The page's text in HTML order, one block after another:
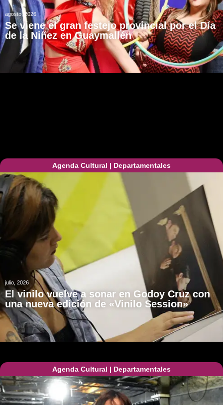
agosto, 2026
Se viene el gran festejo provincial por el Día
de la Niñez en Guaymallén
Agenda Cultural | Departamentales
julio, 2026
El vinilo vuelve a sonar en Godoy Cruz con
una nueva edición de «Vinilo Session»
Agenda Cultural | Departamentales